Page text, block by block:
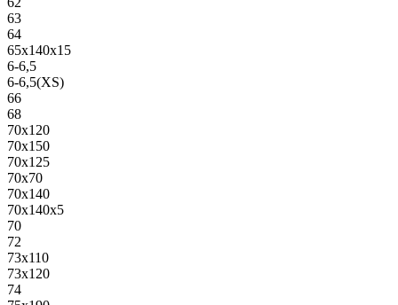
63
64
65х140х15
6-6,5
6-6,5(XS)
66
68
70х120
70х150
70х125
70х70
70х140
70х140х5
70
72
73х110
73х120
74